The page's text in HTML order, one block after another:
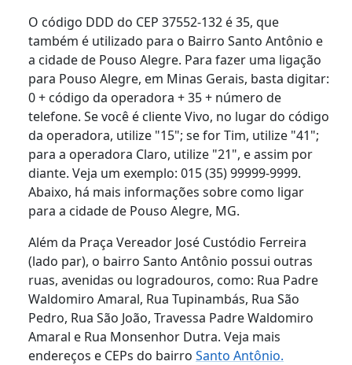
O código DDD do CEP 37552-132 é 35, que
também é utilizado para o Bairro Santo Antônio e
a cidade de Pouso Alegre. Para fazer uma ligação
para Pouso Alegre, em Minas Gerais, basta digitar:
0 + código da operadora + 35 + número de
telefone. Se você é cliente Vivo, no lugar do código
da operadora, utilize "15"; se for Tim, utilize "41";
para a operadora Claro, utilize "21", e assim por
diante. Veja um exemplo: 015 (35) 99999-9999.
Abaixo, há mais informações sobre como ligar
para a cidade de Pouso Alegre, MG.
Além da Praça Vereador José Custódio Ferreira
(lado par), o bairro Santo Antônio possui outras
ruas, avenidas ou logradouros, como: Rua Padre
Waldomiro Amaral, Rua Tupinambás, Rua São
Pedro, Rua São João, Travessa Padre Waldomiro
Amaral e Rua Monsenhor Dutra. Veja mais
endereços e CEPs do bairro Santo Antônio.